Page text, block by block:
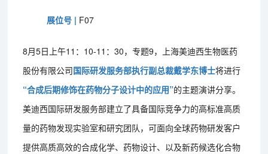
展位号 | F07
8月5日上午11：10-11：30，专题9，上海美迪西生物医药
股份有限公司国际研发服务部执行副总裁戴学东博士将进行
“合成后期修饰在药物分子设计中的应用”的主题演讲分享。
美迪西国际研发服务部建立了具备国际竞争力的高标准高质
量的药物发现实验室和研究团队，可面向全球药物研发客户
提供高质高效的合成化学、药物设计、以及新药候选化合物